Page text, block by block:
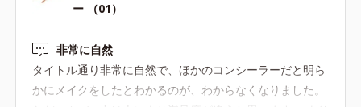
ー （01）
非常に自然
タイトル通り非常に自然で、ほかのコンシーラーだと明ら
かにメイクをしたとわかるのが、わからなくなりました。